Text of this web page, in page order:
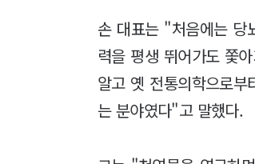
손 대표는 "처음에는 당
력을 평생 뛰어가도 쫓
알고 옛 전통의학으로
는 분야였다"고 말했다.